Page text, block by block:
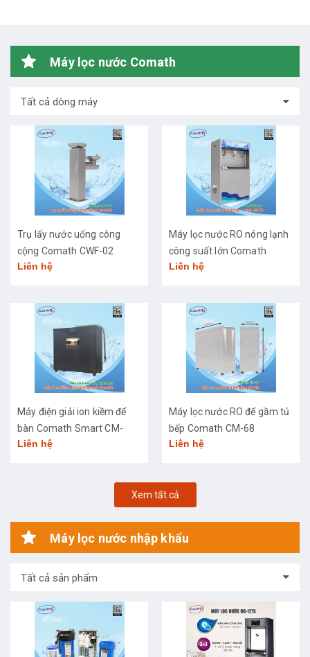
Máy lọc nước Comath
Tất cả dòng máy
Trụ lấy nước uống công
cộng Comath CWF-02
Liên hệ
Máy lọc nước RO nóng lạnh
công suất lớn Comath
CM2681-50
Liên hệ
Máy điện giải ion kiềm để
bàn Comath Smart CM-
3668
Liên hệ
Máy lọc nước RO để gầm tủ
bếp Comath CM-68
Liên hệ
Xem tất cả
Máy lọc nước nhập khẩu
Tất cả sản phẩm